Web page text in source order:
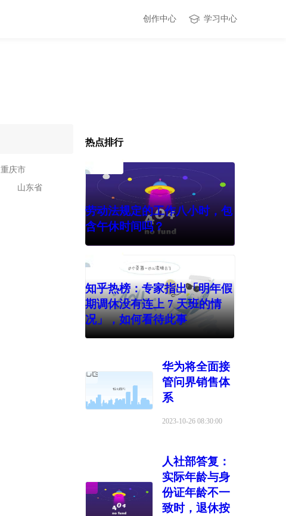
创作中心 学习中心
重庆市
山东省
热点排行
劳动法规定的工作八小时，包
含午休时间吗？
知乎热榜：专家指出「明年假
期调休没有连上 7 天班的情
况」，如何看待此事
华为将全面接
管问界销售体
系
2023-10-26 08:30:00
人社部答复：
实际年龄与身
份证年龄不一
致时，退休按